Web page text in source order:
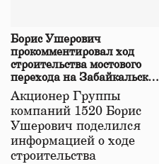
Борис Ушерович
прокомментировал ход
строительства мостового
перехода на Забайкальской
железной дороге
Акционер Группы
компаний 1520 Борис
Ушерович поделился
информацией о ходе
строительства